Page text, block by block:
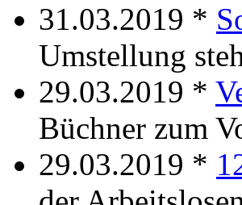
31.03.2019 *
Umstellung
29.03.2019 *
Büchner zum
29.03.2019 *